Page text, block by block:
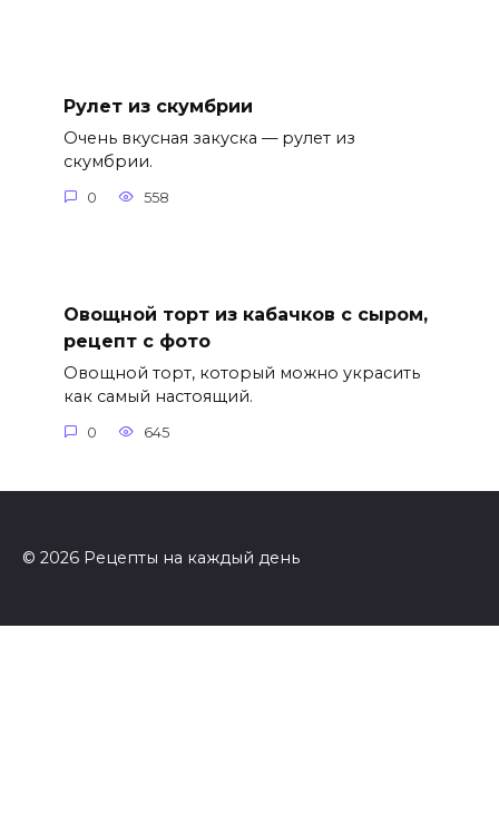
Рулет из скумбрии
Очень вкусная закуска — рулет из
скумбрии.
0 558
Овощной торт из кабачков с сыром,
рецепт с фото
Овощной торт, который можно украсить
как самый настоящий.
0 645
© 2026 Рецепты на каждый день